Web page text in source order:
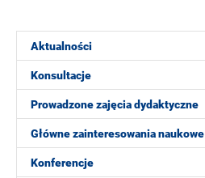
Aktualności
Konsultacje
Prowadzone zajęcia dydaktyczne
Główne zainteresowania naukowe
Konferencje